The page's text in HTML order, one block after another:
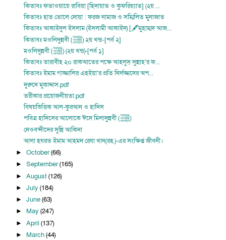
কিতাবঃ ফতাওয়ায়ে রাবিয়া [হিদায়াত ও কুফরিয়্যাত] (২য় ...
কিতাবঃ হাত তোলে দোয়া : ফরজ নামাজ ও সম্মিলিত মুনাজাত
কিতাবঃ আকাইদুল ইসলাম (ইসলামী আকাইদ) [🖋মুহাম্মদ আজ...
কিতাবঃ মওলিদুন্নবী (ﷺ) ২য় খন্ড-[পর্ব ২]
মওলিদুন্নবী (ﷺ) (২য় খন্ড)-[পর্ব ১]
কিতাবঃ তারাবীহ ২০ রাকআতের পক্ষে আহলুস্ সুন্নাহ’র ফ...
কিতাবঃ ইমাম গাজ্জালির এহইয়া’র প্রতি নির্লজ্জদের অপ...
দুরুদে মুকাদ্দাস.pdf
তরীকার প্রয়োজনীয়তা.pdf
বিষয়ভিত্তিক আল-কুরআন ও হাদিস
পবিত্র হাদিসের আলোকে ঈদে মিলাদুন্নবী (ﷺ)
দেওবন্দীদের সুন্নি আকিদা
আলা হযরত ইমাম আহমদ রেযা খান(রহ.)-এর সংক্ষিপ্ত জীবনী।
► October(66)
► September(165)
► August(126)
► July (184)
► June(63)
► May (247)
► April (137)
► March(44)